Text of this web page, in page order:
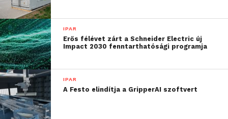
IPAR
Erős félévet zárt a Schneider Electric új
Impact 2030 fenntarthatósági programja
IPAR
A Festo elindítja a GripperAI szoftvert